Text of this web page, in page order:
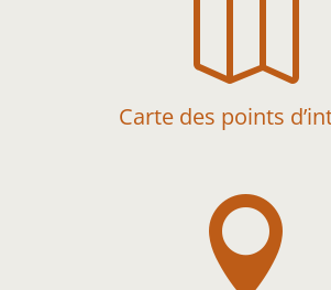

Carte des points
